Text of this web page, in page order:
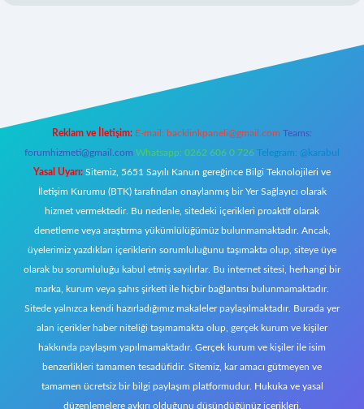
Reklam ve İletişim: E-mail: backlinkpaneli@gmail.com Teams:
forumhizmeti@gmail.com Whatsapp: 0262 606 0 726 Telegram: @karabul
Yasal Uyarı: Sitemiz, 5651 Sayılı Kanun gereğince Bilgi Teknolojileri ve
İletişim Kurumu (BTK) tarafından onaylanmış bir Yer Sağlayıcı olarak
hizmet vermektedir. Bu nedenle, sitedeki içerikleri proaktif olarak
denetleme veya araştırma yükümlülüğümüz bulunmamaktadır. Ancak,
üyelerimiz yazdıkları içeriklerin sorumluluğunu taşımakta olup, siteye üye
olarak bu sorumluluğu kabul etmiş sayılırlar. Bu internet sitesi, herhangi bir
marka, kurum veya şahıs şirketi ile hiçbir bağlantısı bulunmamaktadır.
Sitede yalnızca kendi hazırladığımız makaleler paylaşılmaktadır. Burada yer
alan içerikler haber niteliği taşımamakta olup, gerçek kurum ve kişiler
hakkında paylaşım yapılmamaktadır. Gerçek kurum ve kişiler ile isim
benzerlikleri tamamen tesadüfidir. Sitemiz, kar amacı gütmeyen ve
tamamen ücretsiz bir bilgi paylaşım platformudur. Hukuka ve yasal
düzenlemelere aykırı olduğunu düşündüğünüz içerikleri,